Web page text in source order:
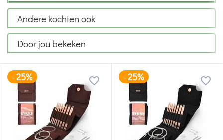
Andere kochten ook
Door jou bekeken
-25% -25%